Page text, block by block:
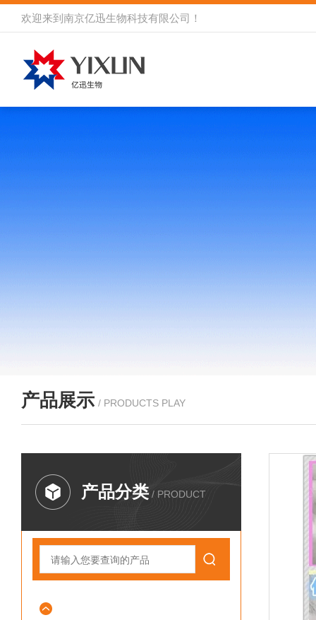
欢迎来到 南京亿迅生物科技有限公司 ！
产品展示 / PRODUCTS PLAY
产品分类 / PRODUCT